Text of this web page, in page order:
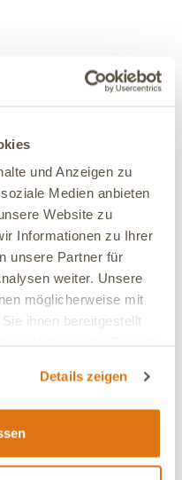
und Anzeigen zu
Medien anbieten
Website zu
Informationen zu Ihrer
unsere Partner für
weiter. Unsere
möglicherweise mit
ihnen bereitgestellt
Details zeigen
05.08.2026
bei evtl
sich als
für eine leichte
den Futtersorten mit